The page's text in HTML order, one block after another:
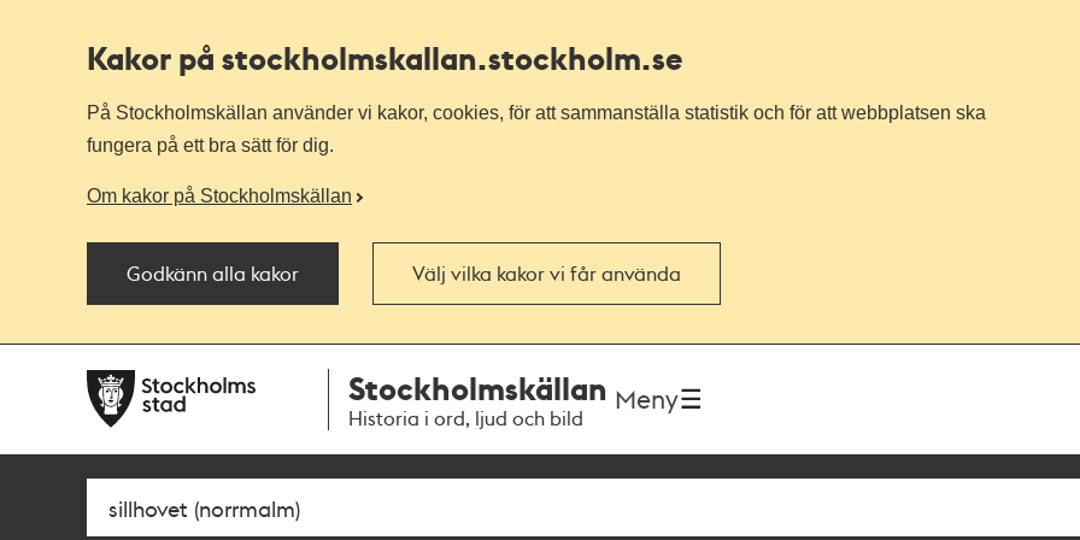
Kakor på stockholmskallan.stockholm.se
På Stockholmskällan använder vi kakor, cookies, för att sammanställa statistik och för att webbplatsen ska
fungera på ett bra sätt för dig.
Om kakor på Stockholmskällan
Godkänn alla kakor Välj vilka kakor vi får använda
navigationen
huvudinnehållet
Stockholmskällan
Historia i ord, ljud och bild
Meny
Sök